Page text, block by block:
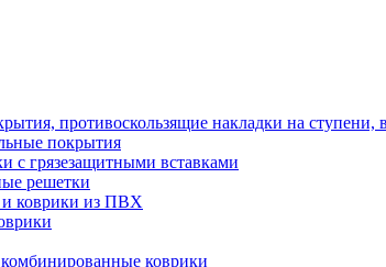
противоскользящие накладки на ступени,
покрытия
с грязезащитными вставками
решетки
коврики из ПВХ
коврики